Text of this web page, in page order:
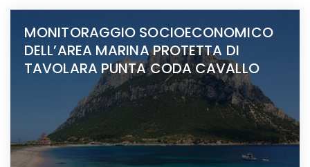
MONITORAGGIO SOCIOECONOMICO
DELL’AREA MARINA PROTETTA DI
TAVOLARA PUNTA CODA CAVALLO